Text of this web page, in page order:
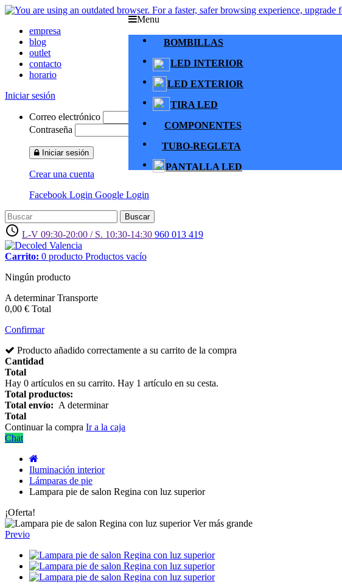
empresa
blog
outlet
contacto
horario
Iniciar sesión
Correo electrónico
Contraseña
Iniciar sesión
Crear una cuenta
Facebook Login Google Login
Buscar
access_time L-V 09:30-20:00 / S. 10:30-14:30 960 013 419
Carrito: 0 producto Productos vacío
Ningún producto
A determinarTransporte
0,00 € Total
Confirmar
Producto añadido correctamente a su carrito de la compra
Cantidad
Total
Hay 0 artículos en su carrito. Hay 1 artículo en su cesta.
Total productos:
Total envío: A determinar
Total
Continuar la compra Ir a la caja
Menu
BOMBILLAS
LED INTERIOR
LED EXTERIOR
TIRA LED
COMPONENTES
TUBO-REGLETA
PANTALLA LED
Chat
Iluminación interior
Lámparas de pie
Lampara pie de salon Regina con luz superior
¡Oferta!
Ver más grande
Previo